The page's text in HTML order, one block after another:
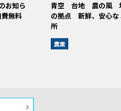
お知ら
無料
青空 台地 農の風
の拠点 新鮮、安心な
所
農業